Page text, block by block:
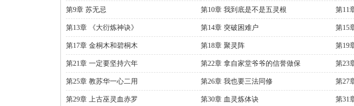
第9章 苏无忌 第10章 我到底是不是五灵根 第11
第13章 《大衍炼神诀》 第14章 突破困难户 第15
第17章 金桐木和碧桐木 第18章 聚灵阵 第19
第21章 一定要坚持六年 第22章 拿自家堂爷爷的信誉做保 第23
第25章 教苏华一心二用 第26章 我也要三法同修 第27
第29章 上古巫灵血赤罗 第30章 血灵炼体诀 第31